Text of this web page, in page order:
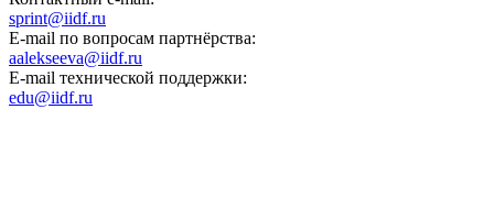
sprint@iidf.ru
E-mail по вопросам партнёрства:
aalekseeva@iidf.ru
E-mail технической поддержки:
edu@iidf.ru